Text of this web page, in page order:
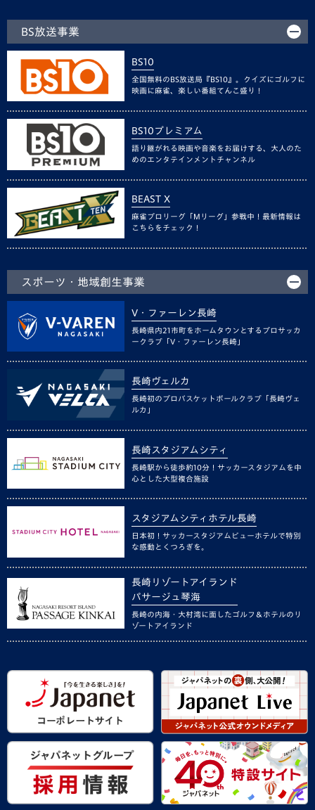
BS放送事業
BS10
全国無料のBS放送局『BS10』。クイズにゴルフに
映画に麻雀、楽しい番組てんこ盛り！
BS10プレミアム
語り継がれる映画や音楽をお届けする、大人のた
めのエンタテインメントチャンネル
BEAST X
麻雀プロリーグ「Mリーグ」参戦中！最新情報は
こちらをチェック！
スポーツ・地域創生事業
V・ファーレン長崎
長崎県内21市町をホームタウンとするプロサッカ
ークラブ「V・ファーレン長崎」
長崎ヴェルカ
長崎初のプロバスケットボールクラブ「長崎ヴェ
ルカ」
長崎スタジアムシティ
長崎駅から徒歩約10分！サッカースタジアムを中
心とした大型複合施設
スタジアムシティホテル長崎
日本初！サッカースタジアムビューホテルで特別
な感動とくつろぎを。
長崎リゾートアイランド
パサージュ琴海
長崎の内海・大村湾に面したゴルフ＆ホテルのリ
ゾートアイランド